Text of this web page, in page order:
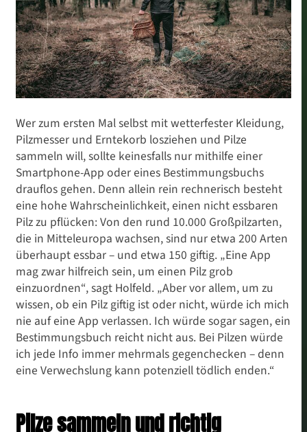
Wer zum ersten Mal selbst mit wetterfester Kleidung,
Pilzmesser und Erntekorb losziehen und Pilze
sammeln will, sollte keinesfalls nur mithilfe einer
Smartphone-App oder eines Bestimmungsbuchs
drauflos gehen. Denn allein rein rechnerisch besteht
eine hohe Wahrscheinlichkeit, einen nicht essbaren
Pilz zu pflücken: Von den rund 10.000 Großpilzarten,
die in Mitteleuropa wachsen, sind nur etwa 200 Arten
überhaupt essbar – und etwa 150 giftig. „Eine App
mag zwar hilfreich sein, um einen Pilz grob
einzuordnen“, sagt Holfeld. „Aber vor allem, um zu
wissen, ob ein Pilz giftig ist oder nicht, würde ich mich
nie auf eine App verlassen. Ich würde sogar sagen, ein
Bestimmungsbuch reicht nicht aus. Bei Pilzen würde
ich jede Info immer mehrmals gegenchecken – denn
eine Verwechslung kann potenziell tödlich enden.“
Pilze sammeln und richtig